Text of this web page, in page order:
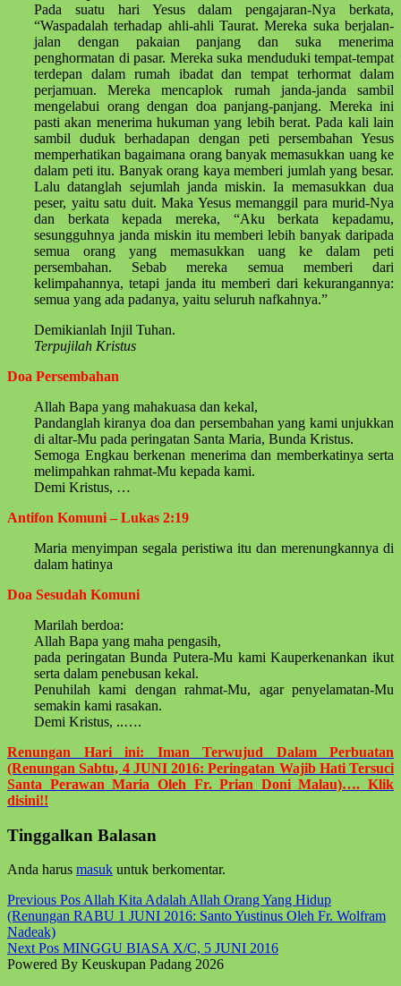
Pada suatu hari Yesus dalam pengajaran-Nya berkata,
“Waspadalah terhadap ahli-ahli Taurat. Mereka suka berjalan-
jalan dengan pakaian panjang dan suka menerima
penghormatan di pasar. Mereka suka menduduki tempat-tempat
terdepan dalam rumah ibadat dan tempat terhormat dalam
perjamuan. Mereka mencaplok rumah janda-janda sambil
mengelabui orang dengan doa panjang-panjang. Mereka ini
pasti akan menerima hukuman yang lebih berat. Pada kali lain
sambil duduk berhadapan dengan peti persembahan Yesus
memperhatikan bagaimana orang banyak memasukkan uang ke
dalam peti itu. Banyak orang kaya memberi jumlah yang besar.
Lalu datanglah sejumlah janda miskin. Ia memasukkan dua
peser, yaitu satu duit. Maka Yesus memanggil para murid-Nya
dan berkata kepada mereka, “Aku berkata kepadamu,
sesungguhnya janda miskin itu memberi lebih banyak daripada
semua orang yang memasukkan uang ke dalam peti
persembahan. Sebab mereka semua memberi dari
kelimpahannya, tetapi janda itu memberi dari kekurangannya:
semua yang ada padanya, yaitu seluruh nafkahnya.”
Demikianlah Injil Tuhan.
Terpujilah Kristus
Doa Persembahan
Allah Bapa yang mahakuasa dan kekal,
Pandanglah kiranya doa dan persembahan yang kami unjukkan
di altar-Mu pada peringatan Santa Maria, Bunda Kristus.
Semoga Engkau berkenan menerima dan memberkatinya serta
melimpahkan rahmat-Mu kepada kami.
Demi Kristus, …
Antifon Komuni – Lukas 2:19
Maria menyimpan segala peristiwa itu dan merenungkannya di
dalam hatinya
Doa Sesudah Komuni
Marilah berdoa:
Allah Bapa yang maha pengasih,
pada peringatan Bunda Putera-Mu kami Kauperkenankan ikut
serta dalam penebusan kekal.
Penuhilah kami dengan rahmat-Mu, agar penyelamatan-Mu
semakin kami rasakan.
Demi Kristus, ..….
Renungan Hari ini: Iman Terwujud Dalam Perbuatan
(Renungan Sabtu, 4 JUNI 2016: Peringatan Wajib Hati Tersuci
Santa Perawan Maria Oleh Fr. Prian Doni Malau)…. Klik
disini!!
Skip
back
to
main
navigation
Tinggalkan Balasan
Anda harus masuk untuk berkomentar.
Post
navigation
Previous Pos Allah Kita Adalah Allah Orang Yang Hidup
(Renungan RABU 1 JUNI 2016: Santo Yustinus Oleh Fr. Wolfram
Nadeak)
Next Pos MINGGU BIASA X/C, 5 JUNI 2016
Powered By Keuskupan Padang 2026